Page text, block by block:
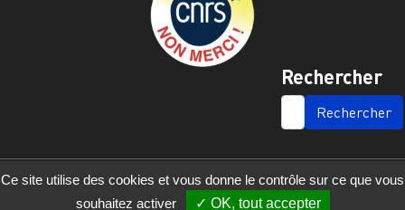
Rechercher
SEARCH
Ce site utilise des cookies et vous donne le contrôle sur ce que vous
souhaitez activer
OK, tout accepter